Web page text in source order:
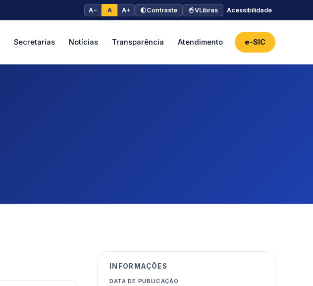
A− A A+ Contraste VLibras Acessibilidade
Secretarias Notícias Transparência Atendimento e-SIC
INFORMAÇÕES
DATA DE PUBLICAÇÃO